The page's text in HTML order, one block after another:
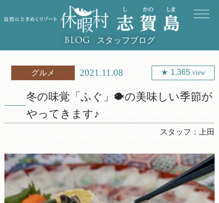
BLOG スタッフブログ
グルメ 2021.11.08 1,365view
冬の味覚「ふぐ」🐡の美味しい季節が
やってきます♪
スタッフ： 上田